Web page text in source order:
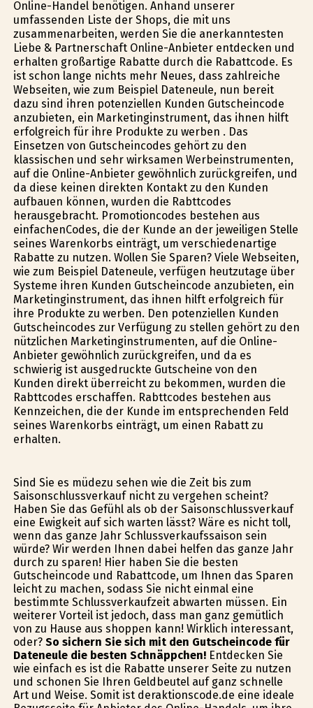
Online-Handel benötigen. Anhand unserer
umfassenden Liste der Shops, die mit uns
zusammenarbeiten, werden Sie die anerkanntesten
Liebe & Partnerschaft Online-Anbieter entdecken und
erhalten großartige Rabatte durch die Rabattcode. Es
ist schon lange nichts mehr Neues, dass zahlreiche
Webseiten, wie zum Beispiel Dateneule, nun bereit
dazu sind ihren potenziellen Kunden Gutscheincode
anzubieten, ein Marketinginstrument, das ihnen hilft
erfolgreich für ihre Produkte zu werben . Das
Einsetzen von Gutscheincodes gehört zu den
klassischen und sehr wirksamen Werbeinstrumenten,
auf die Online-Anbieter gewöhnlich zurückgreifen, und
da diese keinen direkten Kontakt zu den Kunden
aufbauen können, wurden die Rabttcodes
herausgebracht. Promotioncodes bestehen aus
einfachenCodes, die der Kunde an der jeweiligen Stelle
seines Warenkorbs einträgt, um verschiedenartige
Rabatte zu nutzen. Wollen Sie Sparen? Viele Webseiten,
wie zum Beispiel Dateneule, verfügen heutzutage über
Systeme ihren Kunden Gutscheincode anzubieten, ein
Marketinginstrument, das ihnen hilft erfolgreich für
ihre Produkte zu werben. Den potenziellen Kunden
Gutscheincodes zur Verfügung zu stellen gehört zu den
nützlichen Marketinginstrumenten, auf die Online-
Anbieter gewöhnlich zurückgreifen, und da es
schwierig ist ausgedruckte Gutscheine von den
Kunden direkt überreicht zu bekommen, wurden die
Rabttcodes erschaffen. Rabttcodes bestehen aus
Kennzeichen, die der Kunde im entsprechenden Feld
seines Warenkorbs einträgt, um einen Rabatt zu
erhalten.
Sind Sie es müdezu sehen wie die Zeit bis zum
Saisonschlussverkauf nicht zu vergehen scheint?
Haben Sie das Gefühl als ob der Saisonschlussverkauf
eine Ewigkeit auf sich warten lässt? Wäre es nicht toll,
wenn das ganze Jahr Schlussverkaufssaison sein
würde? Wir werden Ihnen dabei helfen das ganze Jahr
durch zu sparen! Hier haben Sie die besten
Gutscheincode und Rabattcode, um Ihnen das Sparen
leicht zu machen, sodass Sie nicht einmal eine
bestimmte Schlussverkaufzeit abwarten müssen. Ein
weiterer Vorteil ist jedoch, dass man ganz gemütlich
von zu Hause aus shoppen kann! Wirklich interessant,
oder? So sichern Sie sich mit den Gutscheincode für
Dateneule die besten Schnäppchen!Entdecken Sie
wie einfach es ist die Rabatte unserer Seite zu nutzen
und schonen Sie Ihren Geldbeutel auf ganz schnelle
Art und Weise. Somit ist deraktionscode.de eine ideale